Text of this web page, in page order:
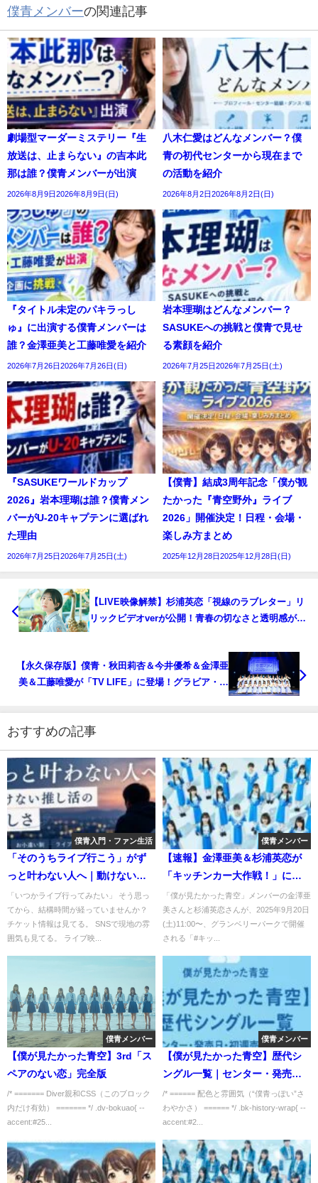
僕青メンバーの関連記事
劇場型マーダーミステリー『生
放送は、止まらない』の吉本此
那は誰？僕青メンバーが出演
2026年8月9日2026年8月9日(日)
八木仁愛はどんなメンバー？僕
青の初代センターから現在まで
の活動を紹介
2026年8月2日2026年8月2日(日)
『タイトル未定のパキラっし
ゅ』に出演する僕青メンバーは
誰？金澤亜美と工藤唯愛を紹介
2026年7月26日2026年7月26日(日)
岩本理瑚はどんなメンバー？
SASUKEへの挑戦と僕青で見せ
る素顔を紹介
2026年7月25日2026年7月25日(土)
『SASUKEワールドカップ
2026』岩本理瑚は誰？僕青メン
バーがU-20キャプテンに選ばれ
た理由
2026年7月25日2026年7月25日(土)
【僕青】結成3周年記念「僕が観
たかった『青空野外』ライブ
2026」開催決定！日程・会場・
楽しみ方まとめ
2025年12月28日2025年12月28日(日)
【LIVE映像解禁】杉浦英恋「視線のラブレター」リ
リックビデオverが公開！青春の切なさと透明感が炸
【永久保存版】僕青・秋田莉杏＆今井優希＆金澤亜
美＆工藤唯愛が「TV LIFE」に登場！グラビア・イ
おすすめの記事
僕青入門・ファン生活
「そのうちライブ行こう」がず
っと叶わない人へ｜動けない推
し活の苦しさ
「いつかライブ行ってみたい」 そう思っ
てから、結構時間が経っていませんか？
チケット情報は見てる。 SNSで現地の雰
囲気も見てる。 ライブ映...
僕青メンバー
【速報】金澤亜美＆杉浦英恋が
「キッチンカー大作戦！」に登
場！ラードメンチカツカレーを
販売
「僕が見たかった青空」メンバーの金澤亜
美さんと杉浦英恋さんが、2025年9月20日
(土)11:00〜、グランベリーパークで開催
される「#キッ...
僕青メンバー
【僕が見たかった青空】3rd「ス
ペアのない恋」完全版
/* ======= Diver親和CSS（このブロック
内だけ有効） ======= */ .dv-bokuao{ --
accent:#25...
僕青メンバー
【僕が見たかった青空】歴代シ
ングル一覧｜センター・発売
日・初週売上まとめ
/* ====== 配色と雰囲気（“僕青っぽい”さ
わやかさ） ====== */ .bk-history-wrap{ --
accent:#2...